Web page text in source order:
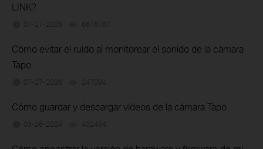
LINK?
07-27-2026 6676767
Cómo evitar el ruido al monitorear el sonido de la cámara
Tapo
07-27-2026 247094
Cómo guardar y descargar vídeos de la cámara Tapo
03-26-2024 432494